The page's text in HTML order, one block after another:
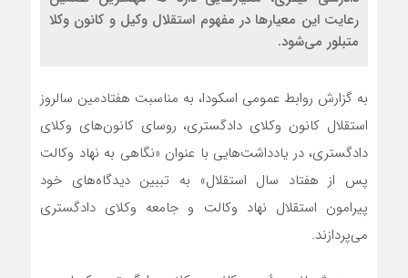
رعایت این معیارها در مفهوم استقلال وکیل و کانون وکلا
متبلور می‌شود.
به گزارش روابط عمومی اسکودا، به مناسبت هفتادمین سالروز
استقلال کانون وکلای دادگستری، روسای کانون‌های وکلای
دادگستری، در یادداشت‌هایی با عنوان «نگاهی به نهاد وکالت
پس از هفتاد سال استقلال» به تببین دیدگاه‌های خود
پیرامون استقلال نهاد وکالت و جامعه وکلای دادگستری
می‌پردازند.